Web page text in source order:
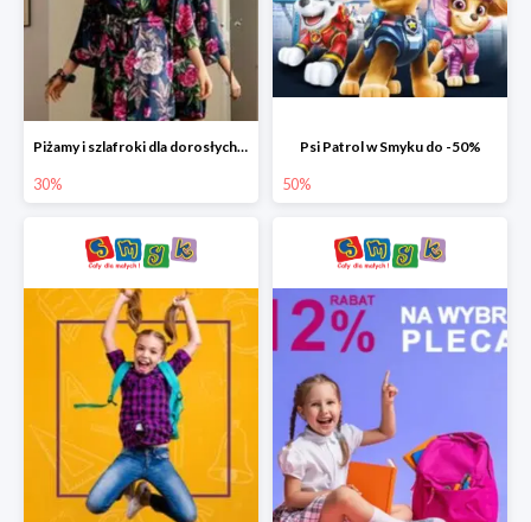
Piżamy i szlafroki dla dorosłych w Smyku do -30%
30%
Psi Patrol w Smyku do -50%
50%